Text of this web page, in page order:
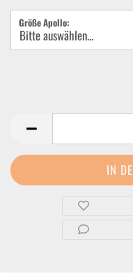
Größe Apollo: